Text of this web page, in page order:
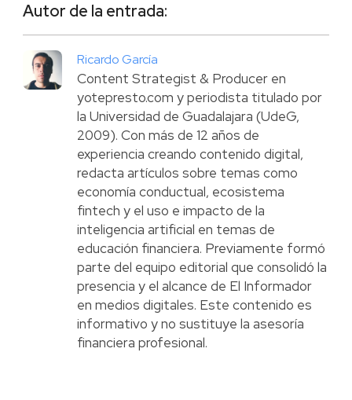
Autor de la entrada:
Ricardo García
Content Strategist & Producer en
yotepresto.com y periodista titulado por
la Universidad de Guadalajara (UdeG,
2009). Con más de 12 años de
experiencia creando contenido digital,
redacta artículos sobre temas como
economía conductual, ecosistema
fintech y el uso e impacto de la
inteligencia artificial en temas de
educación financiera. Previamente formó
parte del equipo editorial que consolidó la
presencia y el alcance de El Informador
en medios digitales. Este contenido es
informativo y no sustituye la asesoría
financiera profesional.